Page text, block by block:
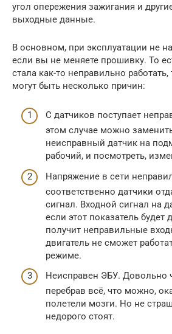
угол опережения зажигания и
выходные данные.
В основном, при эксплуатации не
если вы не меняете прошивку. То
стала как-то неправильно работать,
могут быть несколько причин:
С датчиков поступает
этом случае можно
неисправный датчик на
рабочий, и посмотреть,
Напряжение в сети
соответственно датчики
сигнал. Входной сигнал на
если этот показатель будет
получит неправильные
двигатель не сможет
режиме.
Неисправен ЭБУ. Довольно
перебрав всё, что можно,
полетели мозги. Но не
недорого стоят.